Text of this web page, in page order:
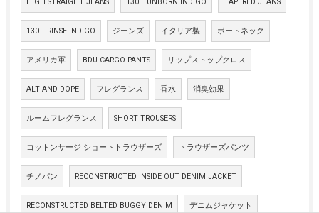
130 RINSE INDIGO ジーンズ イタリア製 ボートネック
アメリカ軍 BDU CARGO PANTS リップストップクロス
ALT AND DOPE フレグランス 香水 消臭効果
ルームフレグランス SHORT TROUSERS
コットンサージ ショートトラウザーズ トラウザーズパンツ
チノパン RECONSTRUCTED INSIDE OUT DENIM JACKET
RECONSTRUCTED BELTED BUGGY DENIM デニムジャケット